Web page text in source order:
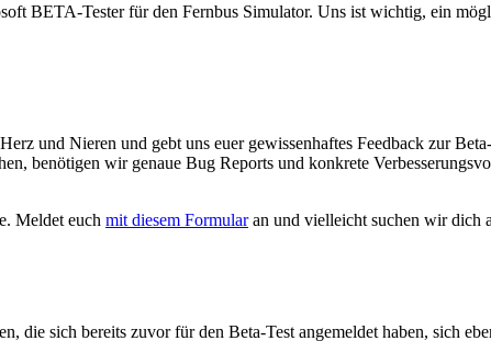
BETA-Tester für den Fernbus Simulator. Uns ist wichtig, ein
und Nieren und gebt uns euer gewissenhaftes Feedback zur
benötigen wir genaue Bug Reports und konkrete
Meldet euch mit diesem Formularan und vielleicht suchen wir dich
die sich bereits zuvor für den Beta-Test angemeldet haben, sich